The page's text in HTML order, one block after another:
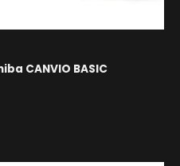
CANVIO BASIC